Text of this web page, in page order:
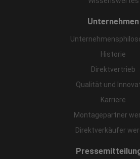
Unternehmen
Historie
Direktvertrieb
Qualität und
Karriere
Montagepartner
Direktverkäufer